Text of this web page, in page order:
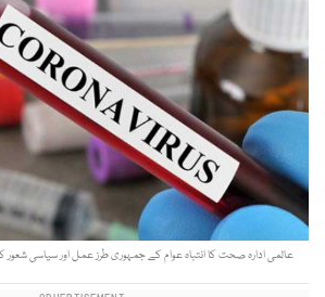
عالمی ادارہ صحت کا انتباہ عوام کے جمہوری طرز عمل اور سیاسی شعور